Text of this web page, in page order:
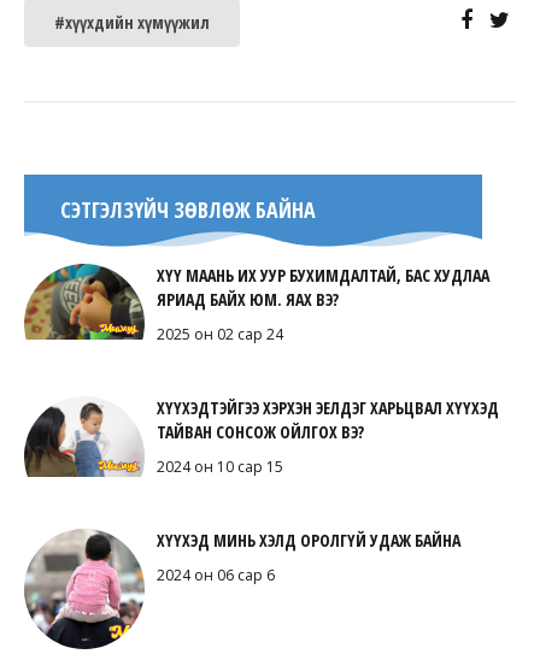
#хүүхдийн хүмүүжил
СЭТГЭЛЗҮЙЧ ЗӨВЛӨЖ БАЙНА
ХҮҮ МААНЬ ИХ УУР БУХИМДАЛТАЙ, БАС ХУДЛАА
ЯРИАД БАЙХ ЮМ. ЯАХ ВЭ?
2025 он 02 сар 24
ХҮҮХЭДТЭЙГЭЭ ХЭРХЭН ЭЕЛДЭГ ХАРЬЦВАЛ ХҮҮХЭД
ТАЙВАН СОНСОЖ ОЙЛГОХ ВЭ?
2024 он 10 сар 15
ХҮҮХЭД МИНЬ ХЭЛД ОРОЛГҮЙ УДАЖ БАЙНА
2024 он 06 сар 6